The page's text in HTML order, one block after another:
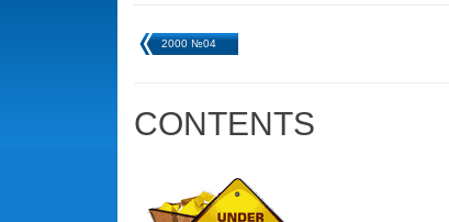
2000 №04
CONTENTS